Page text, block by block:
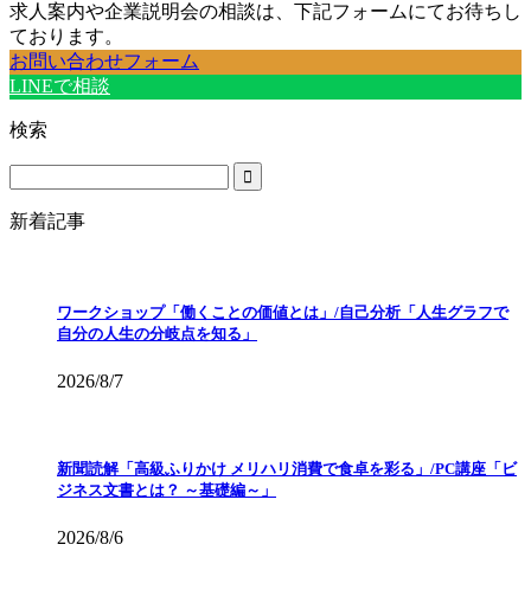
求人案内や企業説明会の相談は、下記フォームにてお待ちし
ております。
お問い合わせフォーム
LINEで相談
検索
新着記事
ワークショップ「働くことの価値とは」/自己分析「人生グラフで
自分の人生の分岐点を知る」
2026/8/7
新聞読解「高級ふりかけ メリハリ消費で食卓を彩る」/PC講座「ビ
ジネス文書とは？ ～基礎編～」
2026/8/6